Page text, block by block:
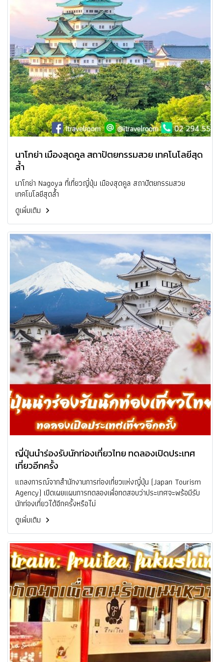
นาโกย่า เมืองสุดคูล สถาปัตยกรรมสวย เทคโนโลยีสุด
ล้ำ
นาโกย่า Nagoya ที่เที่ยวญี่ปุ่น เมืองสุดคูล สถาปัตยกรรมสวย
เทคโนโลยีสุดล้ำ
ดูเพิ่มเติม
ญี่ปุ่นนำร่องรับนักท่องเที่ยวไทย ทดลองเปิดประเทศ
เที่ยวอีกครั้ง
แถลงการณ์จากสำนักงานการท่องเที่ยวแห่งญี่ปุ่น (Japan Tourism
Agency) เปิดเผยแผนการทดลองเพื่อทดสอบว่าประเทศจะพร้อมีรับ
นักท่องเที่ยวได้อีกครั้งหรือไม่
ดูเพิ่มเติม